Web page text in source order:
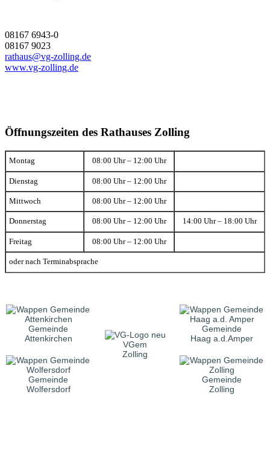
08167 6943-0
08167 9023
rathaus@vg-zolling.de
www.vg-zolling.de
Öffnungszeiten des Rathauses Zolling
Montag 08:00 Uhr – 12:00 Uhr
Dienstag 08:00 Uhr – 12:00 Uhr
Mittwoch 08:00 Uhr – 12:00 Uhr
Donnerstag 08:00 Uhr – 12:00 Uhr 14:00 Uhr – 18:00 Uhr
Freitag 08:00 Uhr – 12:00 Uhr
oder nach Terminabsprache
Gemeinde
Attenkirchen
VGem
Zolling
Gemeinde
Haag a.d.Amper
Gemeinde
Wolfersdorf
Gemeinde
Zolling